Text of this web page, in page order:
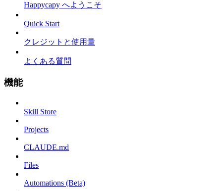
Happycapy へようこそ
Quick Start
クレジットと使用量
よくある質問
機能
Skill Store
Projects
CLAUDE.md
Files
Automations (Beta)